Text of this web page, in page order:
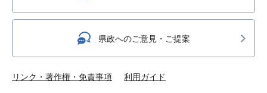
県政へのご意見・ご提案
リンク・著作権・免責事項 利用ガイド